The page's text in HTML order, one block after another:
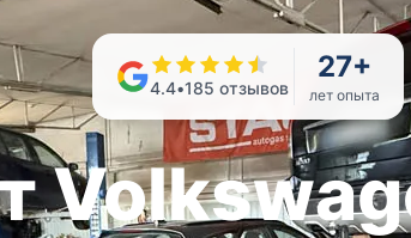
4.4•185 отзывов
27+
лет опыта